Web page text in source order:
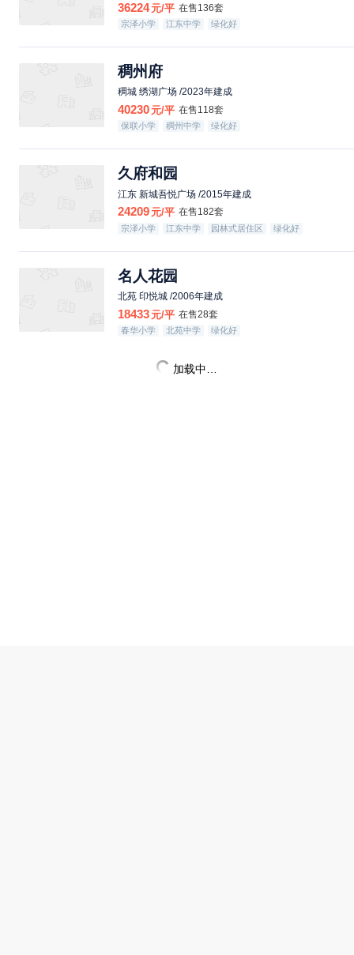
36224元/平 在售136套
宗泽小学 江东中学 绿化好
稠州府
稠城 绣湖广场 /2023年建成
40230元/平 在售118套
保联小学 稠州中学 绿化好
久府和园
江东 新城吾悦广场 /2015年建成
24209元/平 在售182套
宗泽小学 江东中学 园林式居住区 绿化好
名人花园
北苑 印悦城 /2006年建成
18433元/平 在售28套
春华小学 北苑中学 绿化好
加载中…